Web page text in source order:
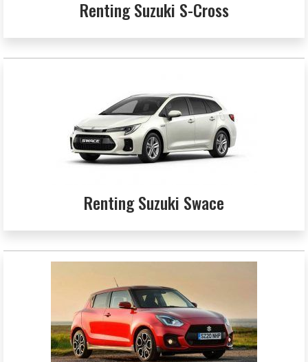
Renting Suzuki S-Cross
Renting Suzuki Swace